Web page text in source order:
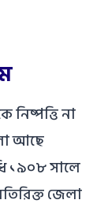
না
আছে
১৯০৮ সালে
জেলা